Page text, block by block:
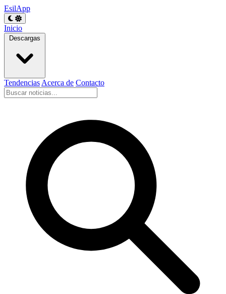
EsilApp
Inicio
Descargas
Tendencias Acerca de Contacto